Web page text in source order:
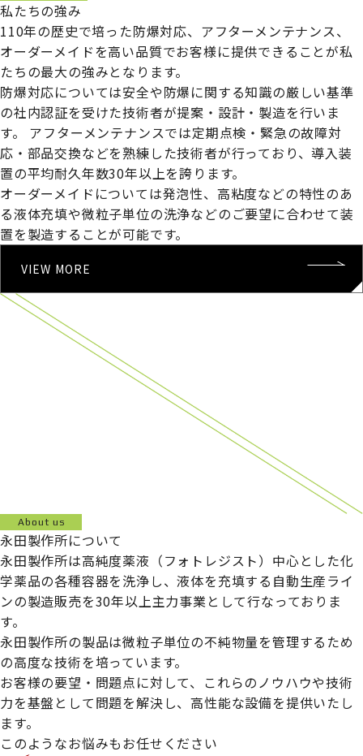
私たちの強み
110年の歴史で培った防爆対応、アフターメンテナンス、
オーダーメイドを高い品質でお客様に提供できることが私
たちの最大の強みとなります。
防爆対応については安全や防爆に関する知識の厳しい基準
の社内認証を受けた技術者が提案・設計・製造を行いま
す。
アフターメンテナンスでは定期点検・緊急の故障対
応・部品交換などを熟練した技術者が行っており、導入装
置の平均耐久年数30年以上を誇ります。
オーダーメイドについては発泡性、高粘度などの特性のあ
る液体充填や微粒子単位の洗浄などのご要望に合わせて装
置を製造することが可能です。
VIEW MORE
About us
永田製作所について
永田製作所は高純度薬液（フォトレジスト）中心とした化
学薬品の各種容器を洗浄し、液体を充填する自動生産ライ
ンの製造販売を30年以上主力事業として行なっておりま
す。
永田製作所の製品は微粒子単位の不純物量を管理するため
の高度な技術を培っています。
お客様の要望・問題点に対して、これらのノウハウや技術
力を基盤として問題を解決し、高性能な設備を提供いたし
ます。
このようなお悩みもお任せください